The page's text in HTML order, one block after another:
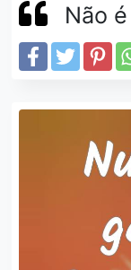
Não